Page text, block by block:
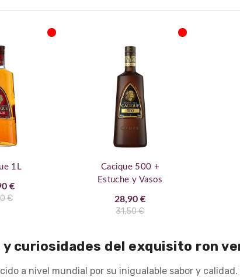
1L
€
€
Cacique 500 +
Estuche y Vasos
28,90 €
31,50 €
curiosidades del exquisito ron
a nivel mundial por su inigualable sabor y